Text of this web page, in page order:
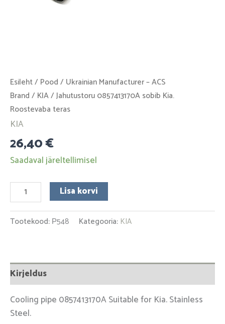
Esileht/ Pood / Ukrainian Manufacturer – ACS
Brand / KIA/ Jahutustoru 0857413170A sobib Kia.
Roostevaba teras
KIA
26,40€
Saadaval järeltellimisel
Lisa korvi
Tootekood: Р548 Kategooria: KIA
Kirjeldus
Cooling pipe 0857413170A Suitable for Kia. Stainless
Steel.